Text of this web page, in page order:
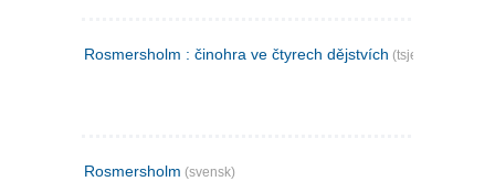
Rosmersholm : činohra ve čtyrech dějstvích (tsjekkisk)
Rosmersholm (svensk)